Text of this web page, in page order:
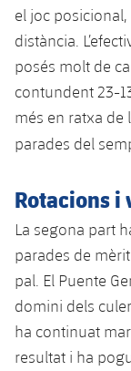
el joc
distància.
posés molt de
contundent 23-
més en ratxa de
parades del
Rotacions i
La segona part
parades de
pal. El Puente
domini dels
ha continuat
resultat i ha